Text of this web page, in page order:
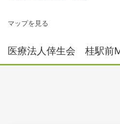
マップを見る
医療法人倖生会 桂駅前